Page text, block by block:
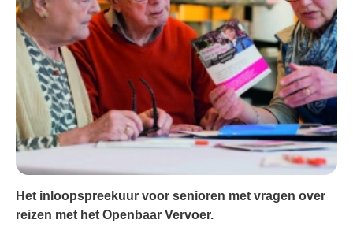
Het inloopspreekuur voor senioren met vragen over
reizen met het Openbaar Vervoer.